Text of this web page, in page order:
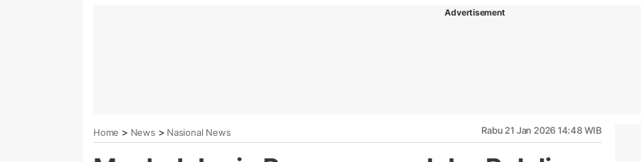
Advertisement
Home > News > Nasional News Rabu 21 Jan 2026 14:48 WIB